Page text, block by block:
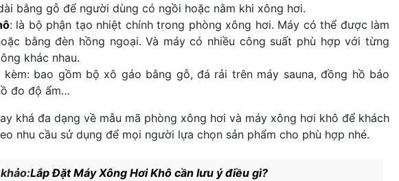
bằng gỗ để người dùng có ngồi hoặc nằm khi xông hơi.
: là bộ phận tạo nhiệt chính trong phòng xông hơi. Máy có thể được làm
bằng đèn hồng ngoại. Và máy có nhiều công suất phù hợp với từng
khác nhau.
kèm: bao gồm bộ xô gáo bằng gỗ, đá rải trên máy sauna, đồng hồ báo
đo độ ẩm…
khá đa dạng về mẫu mã phòng xông hơi và máy xông hơi khô để khách
nhu cầu sử dụng để mọi người lựa chọn sản phẩm cho phù hợp nhé.
Lắp Đặt Máy Xông Hơi Khô cần lưu ý điều gì?